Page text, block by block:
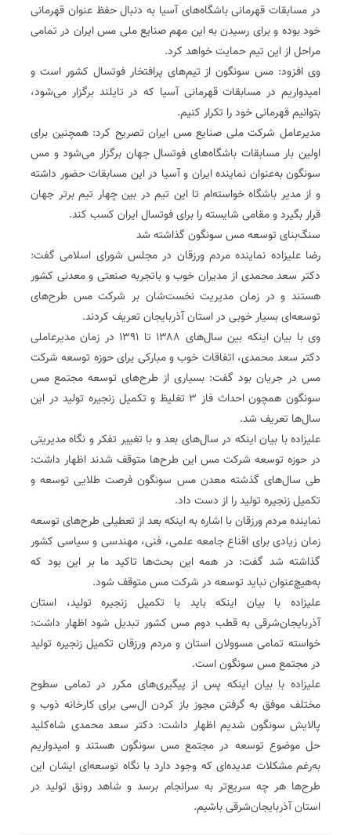
در مسابقات قهرمانی باشگاه‌های آسیا به دنبال حفظ عنوان قهرمانی
خود بوده و برای رسیدن به این مهم صنایع ملی مس ایران در تمامی
مراحل از این تیم حمایت خواهد کرد‌.
وی افزود: مس سونگون از تیم‌های پرافتخار فوتسال کشور است و
امیدواریم در مسابقات قهرمانی آسیا که در تایلند برگزار می‌شود،
بتوانیم قهرمانی خود را تکرار کنیم‌.
مدیرعامل شرکت ملی صنایع مس ایران تصریح کرد: همچنین برای
اولین بار مسابقات باشگاه‌های فوتسال جهان برگزار می‌شود و مس
سونگون به‌عنوان نماینده ایران و آسیا در این مسابقات حضور داشته
و از مدیر باشگاه خواسته‌ام تا این تیم در بین چهار تیم برتر جهان
قرار بگیرد و مقامی شایسته را برای فوتسال ایران کسب کند‌.
سنگ‌بنای توسعه مس سونگون گذاشته شد
رضا علیزاده نماینده مردم ورزقان در مجلس شورای اسلامی ‌گفت:
دکتر سعد محمدی از مدیران خوب و باتجربه صنعتی و معدنی کشور
هستند و در زمان مدیریت نخست‌شان بر شرکت مس طرح‌های
توسعه‌ای بسیار خوبی در استان آذربایجان تعریف کردند‌.
وی با بیان اینکه بین سال‌های ۱۳۸۸ تا ۱۳۹۱ در زمان مدیرعاملی
دکتر سعد محمدی، اتفاقات خوب و مبارکی برای حوزه توسعه شرکت
مس در جریان بود گفت: بسیاری از طرح‌های توسعه مجتمع مس
سونگون همچون احداث فاز ۳ تغلیظ و تکمیل زنجیره تولید در این
سال‌ها تعریف شد‌.
علیزاده با بیان اینکه در سال‌های بعد و با تغییر تفکر و نگاه مدیریتی
در حوزه توسعه شرکت مس این طرح‌ها متوقف شدند اظهار داشت:
طی سال‌های گذشته معدن مس سونگون فرصت طلایی توسعه و
تکمیل زنجیره تولید را از دست داد‌.
نماینده مردم ورزقان با اشاره به اینکه بعد از تعطیلی طرح‌های توسعه
زمان زیادی برای اقناع جامعه علمی، فنی، مهندسی و سیاسی کشور
گذاشته شد گفت: در همه این بحث‌ها تاکید ما بر این بود که
به‌هیچ‌عنوان نباید توسعه در شرکت مس متوقف شود‌.
علیزاده با بیان اینکه باید با تکمیل زنجیره تولید، استان
آذربایجان‌شرقی به قطب دوم مس کشور تبدیل شود اظهار داشت:
خواسته تمامی مسوولان استان و مردم ورزقان تکمیل زنجیره تولید
در مجتمع مس سونگون است‌.
علیزاده با بیان اینکه پس از پیگیری‌های مکرر در تمامی سطوح
مختلف موفق به گرفتن مجوز باز کردن ال‌سی برای کارخانه ذوب و
پالایش سونگون شدیم اظهار داشت: دکتر سعد محمدی شاه‌کلید
حل موضوع توسعه در مجتمع مس سونگون هستند و امیدواریم
به‌رغم مشکلات عدیده‌ای که وجود دارد با نگاه توسعه‌ای‌ ایشان این
طرح‌ها هر چه سریع‌تر به سرانجام برسد و شاهد رونق تولید در
استان آذربایجان‌شرقی باشیم‌.